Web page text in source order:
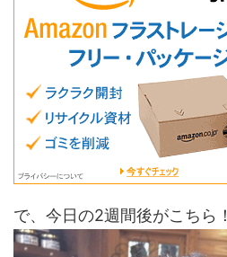
で、今日の2週間後がこちら！